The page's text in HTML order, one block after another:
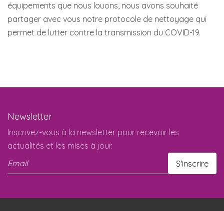
équipements que nous louons, nous avons souhaité
partager avec vous notre protocole de nettoyage qui
permet de lutter contre la transmission du COVID-19.
Newsletter
Inscrivez-vous à la newsletter pour recevoir les
actualités et les mises à jour.